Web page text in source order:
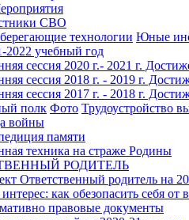
СВО
технологии Юные
2022 учебный год
сессия 2020 г.- 2021 г.
сессия 2018 г. - 2019 г.
сессия 2017 г. - 2018 г.
полк Фото Трудоустройство
войны
памяти
техника на страже Родины
РОДИТЕЛЬ
Ответственный родитель на
как обезопасить себя от
правовые документы